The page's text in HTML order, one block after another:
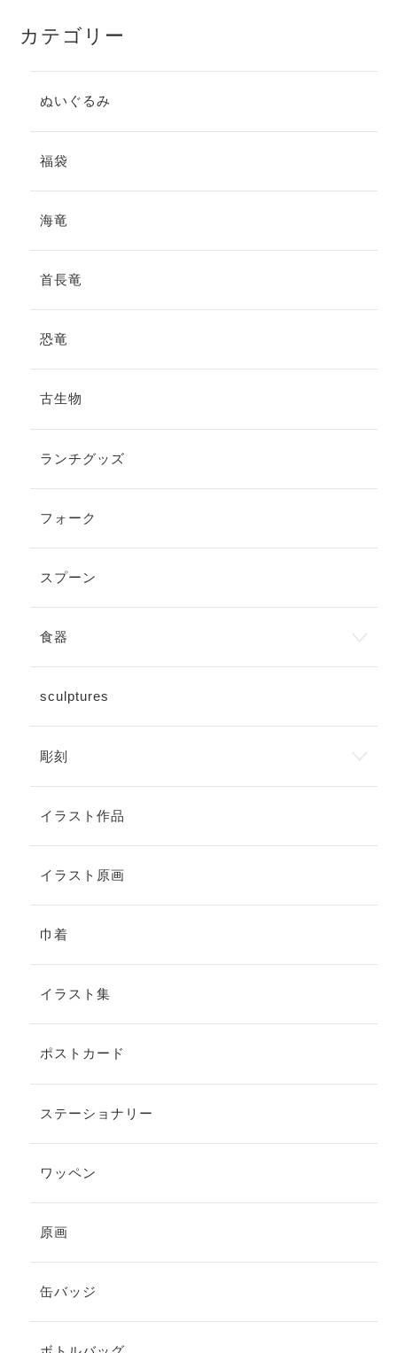
カテゴリー
ぬいぐるみ
福袋
海竜
首長竜
恐竜
古生物
ランチグッズ
フォーク
スプーン
食器
sculptures
彫刻
イラスト作品
イラスト原画
巾着
イラスト集
ポストカード
ステーショナリー
ワッペン
原画
缶バッジ